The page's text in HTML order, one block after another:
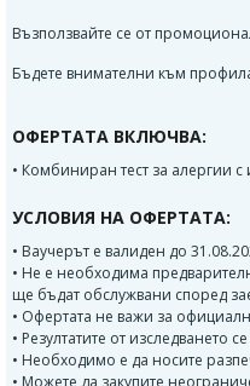
Възползвайте се от
Бъдете внимателни към
ОФЕРТАТА ВКЛЮЧВА:
• Комбиниран тест за алергии
УСЛОВИЯ НА ОФЕРТАТА:
• Ваучерът е валиден до
• Не е необходима
ще бъдат обслужвани според
• Офертата не важи за
• Резултатите от изследването
• Необходимо е да носите